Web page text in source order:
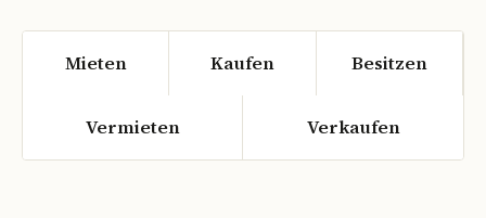
Mieten Kaufen Besitzen
Vermieten Verkaufen